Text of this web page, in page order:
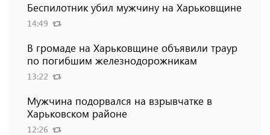
Беспилотник убил мужчину на Харьковщине
14:49
В громаде на Харьковщине объявили траур
по погибшим железнодорожникам
13:22
Мужчина подорвался на взрывчатке в
Харьковском районе
12:26